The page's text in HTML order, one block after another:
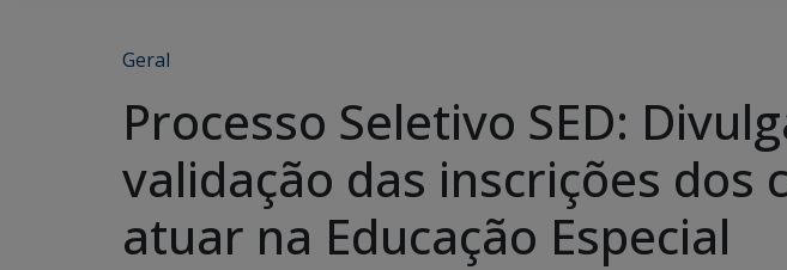
Geral
Processo Seletivo SED:
validação das inscrições
atuar na Educação Especial